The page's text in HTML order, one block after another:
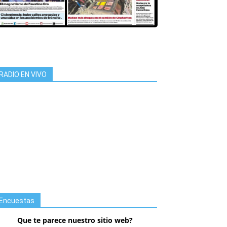
RADIO EN VIVO
Encuestas
Que te parece nuestro sitio web?